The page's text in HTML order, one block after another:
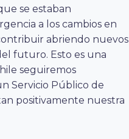
se estaban
a los cambios en
abriendo nuevos
futuro. Esto es una
seguiremos
Servicio Público de
positivamente nuestra